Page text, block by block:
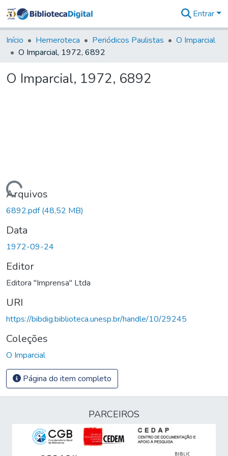
&
Coleções
Tudo na
Digital
Entrar
Início Hemeroteca Periódicos Paulistas
O Imparcial
O Imparcial, 1972, 6892
O Imparcial, 1972, 6892
Carregando...
Arquivos
6892.pdf(48,52 MB)
Data
1972-09-24
Editor
Editora "Imprensa" Ltda
URI
https://bibdig.biblioteca.unesp.br/handle/10/29245
Coleções
O Imparcial
Página do item completo
PARCEIROS